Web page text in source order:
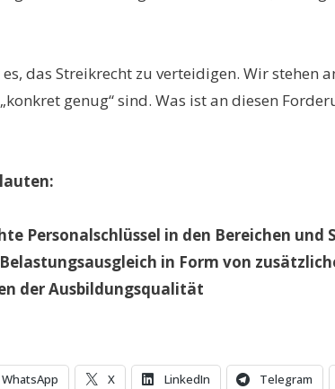
das Streikrecht zu verteidigen. Wir
genug“ sind. Was ist an diesen
Personalschlüssel in den Bereichen und
in Form von
der Ausbildungsqualität
WhatsApp X LinkedIn Telegram